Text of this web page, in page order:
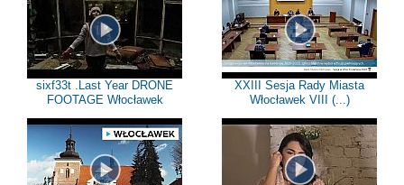
sixf33t .Last Year DRONE
FOOTAGE Włocławek
XXIII Sesja Rady Miasta
Włocławek VIII (...)